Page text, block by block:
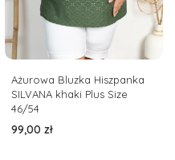
Ażurowa Bluzka Hiszpanka
SILVANA khaki Plus Size
46/54
Cena
99,00 zł